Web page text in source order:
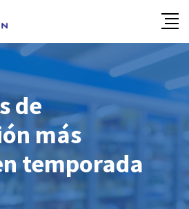
de
más
temporada